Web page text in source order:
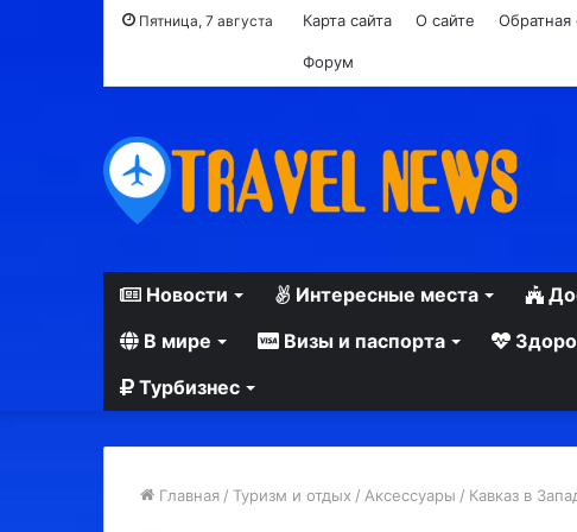
Пятница, 7 августа Карта сайта О сайте Обратная
Форум
Новости Интересные места
В мире
Визы и паспорта
Турбизнес
Главная / Туризм и отдых / Аксессуары / Кавказ в